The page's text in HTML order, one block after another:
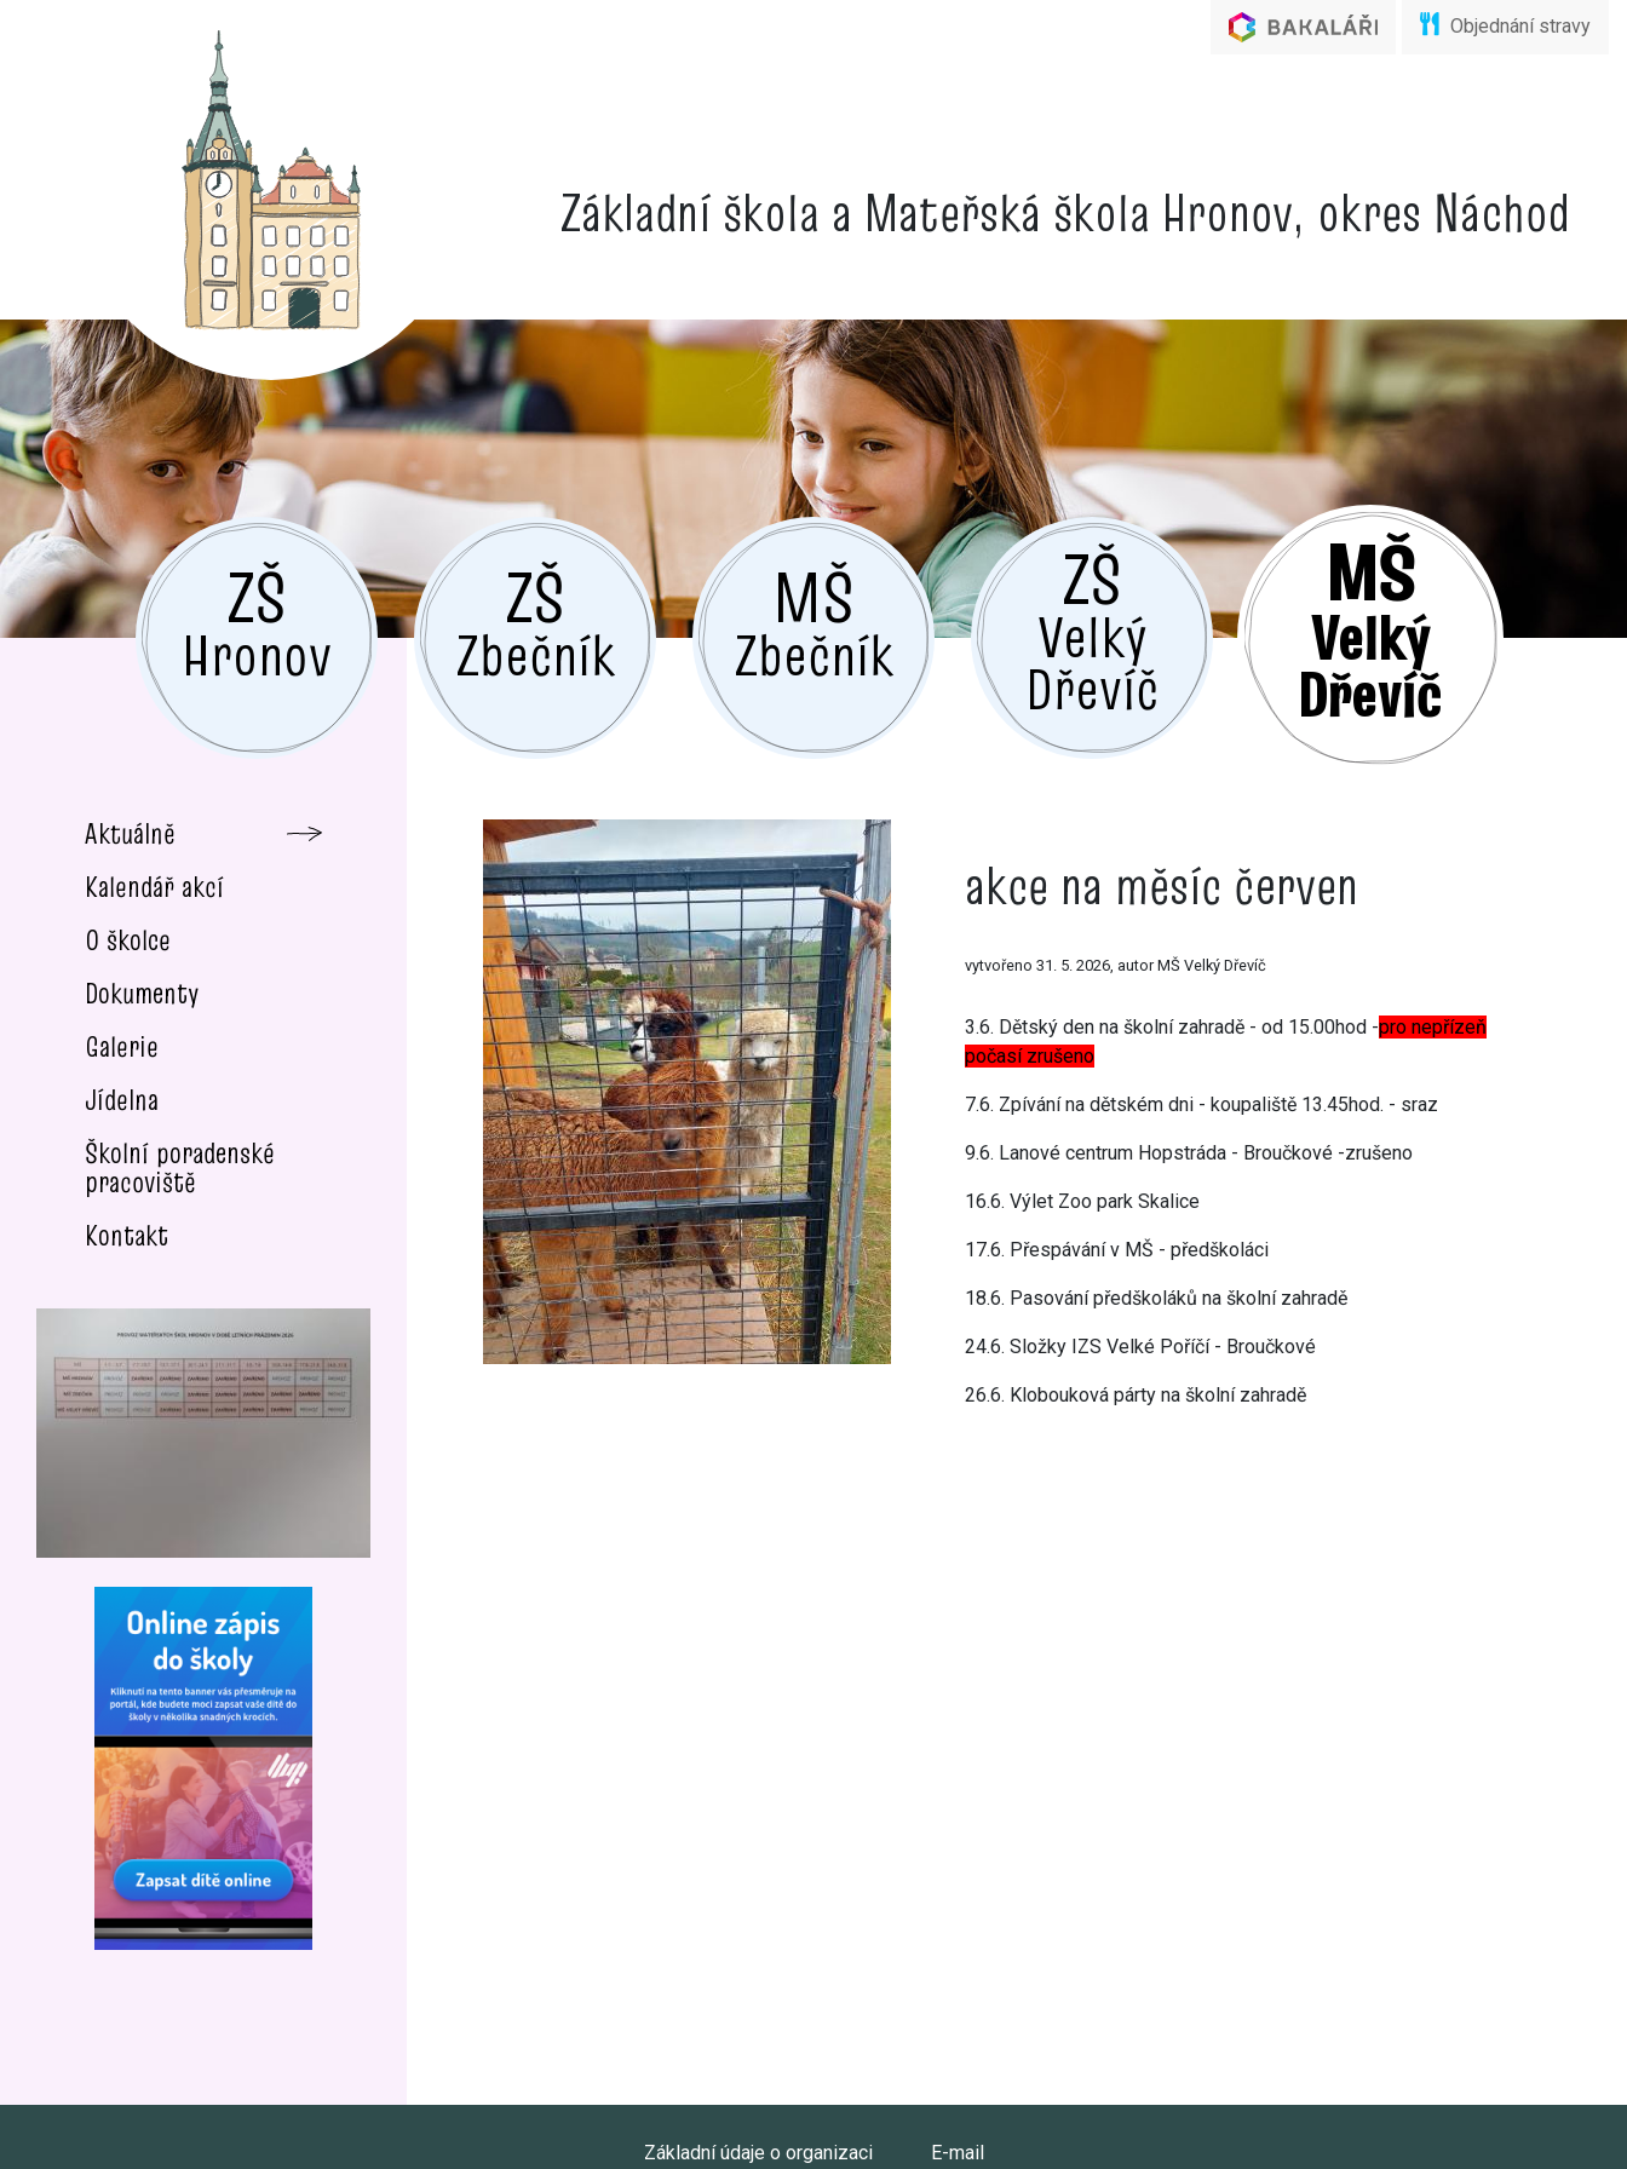
Základní škola a Mateřská škola Hronov, okres Náchod
Objednání stravy
ZŠ
Hronov
ZŠ
Zbečník
MŠ
Zbečník
ZŠ
Velký
Dřevíč
MŠ
Velký
Dřevíč
Aktuálně
Kalendář akcí
O školce
Dokumenty
Galerie
Jídelna
Školní poradenské
pracoviště
Kontakt
akce na měsíc červen
vytvořeno 31. 5. 2026, autor MŠ Velký Dřevíč
3.6. Dětský den na školní zahradě - od 15.00hod -pro nepřízeň
počasí zrušeno
7.6. Zpívání na dětském dni - koupaliště 13.45hod. - sraz
9.6. Lanové centrum Hopstráda - Broučkové -zrušeno
16.6. Výlet Zoo park Skalice
17.6. Přespávání v MŠ - předškoláci
18.6. Pasování předškoláků na školní zahradě
24.6. Složky IZS Velké Poříčí - Broučkové
26.6. Klobouková párty na školní zahradě
Základní údaje o organizaci E-mail